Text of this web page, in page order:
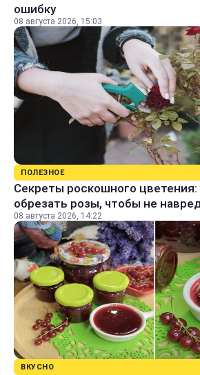
ошибку
08 августа 2026, 15:03
ПОЛЕЗНОЕ
Секреты роскошного цветения:
обрезать розы, чтобы не
08 августа 2026, 14:22
ВКУСНО